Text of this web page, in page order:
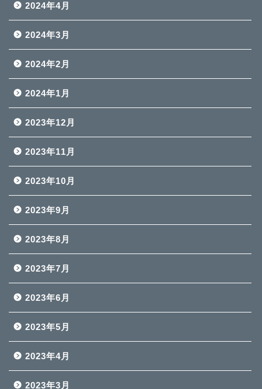
2024年4月
2024年3月
2024年2月
2024年1月
2023年12月
2023年11月
2023年10月
2023年9月
2023年8月
2023年7月
2023年6月
2023年5月
2023年4月
2023年3月